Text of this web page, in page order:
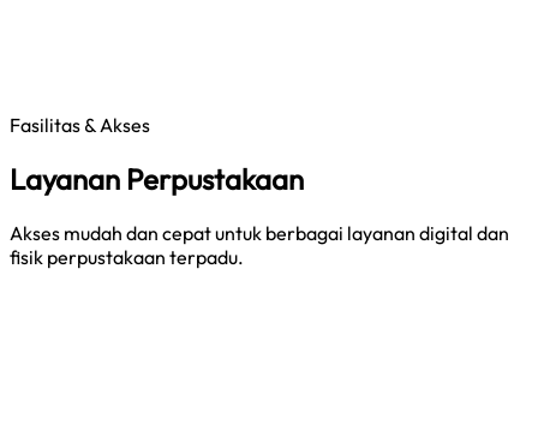
Fasilitas & Akses
Layanan Perpustakaan
Akses mudah dan cepat untuk berbagai layanan digital dan
fisik perpustakaan terpadu.